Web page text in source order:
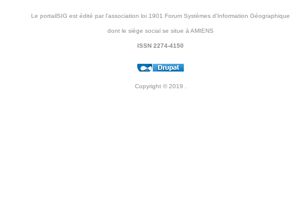
Le portailSIG est édité par l'association loi 1901 Forum Systèmes d'Information Géographique
dont le siège social se situe à AMIENS
ISSN 2274-4150
Copyright © 2019